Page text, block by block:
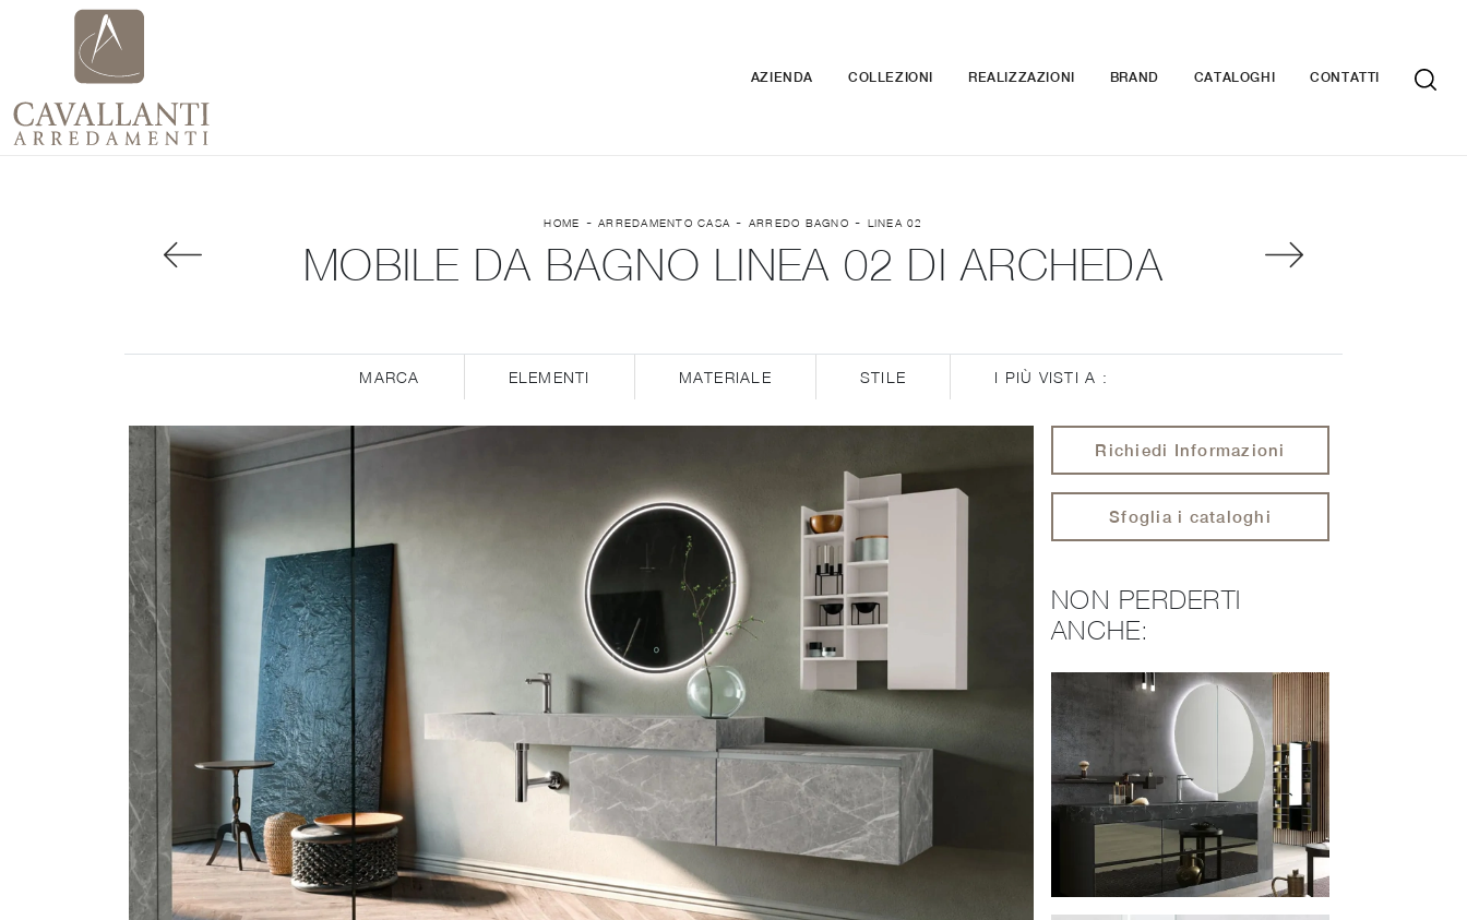
AZIENDA COLLEZIONI REALIZZAZIONI BRAND CATALOGHI CONTATTI
HOME -ARREDAMENTO CASA - ARREDO BAGNO - LINEA 02
MOBILE DA BAGNO LINEA 02 DI ARCHEDA
MARCA ELEMENTI MATERIALE STILE I PIÙ VISTI A :
Richiedi Informazioni
Sfoglia i cataloghi
NON PERDERTI
ANCHE: